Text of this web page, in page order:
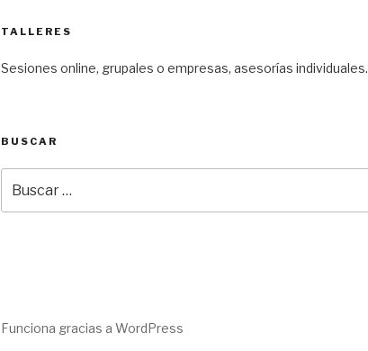
TALLERES
Sesiones online, grupales o empresas, asesorías individuales.
BUSCAR
por:
Funciona gracias a WordPress